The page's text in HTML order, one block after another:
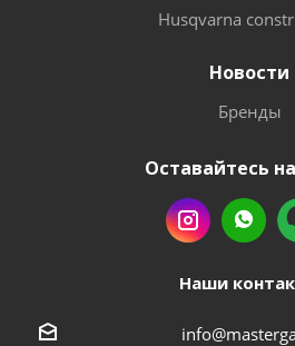
Husqvarna
Новости
Бренды
Оставайтесь
Наши